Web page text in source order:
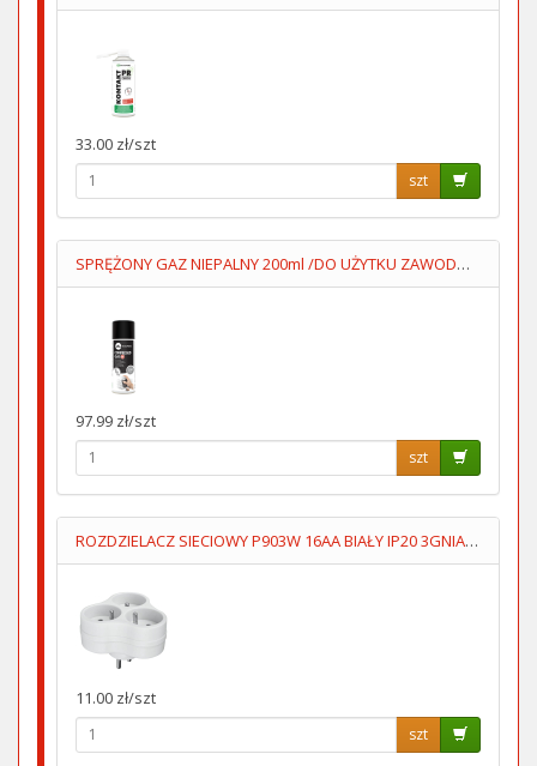
33.00 zł/szt
szt
SPRĘŻONY GAZ NIEPALNY 200ml /DO UŻYTKU ZAWODOWEGO/
97.99 zł/szt
szt
ROZDZIELACZ SIECIOWY P903W 16AA BIAŁY IP20 3GNIAZDA UZIOM
11.00 zł/szt
szt